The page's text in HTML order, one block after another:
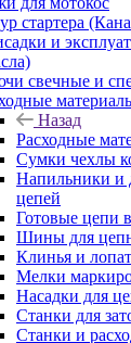
стартера
и
свечные и
Назад
Расходные
Сумки чехлы
Напильники и
цепей
Готовые цепи
Шины для
Клинья и
Мелки
Насадки для
Станки для
Станки и